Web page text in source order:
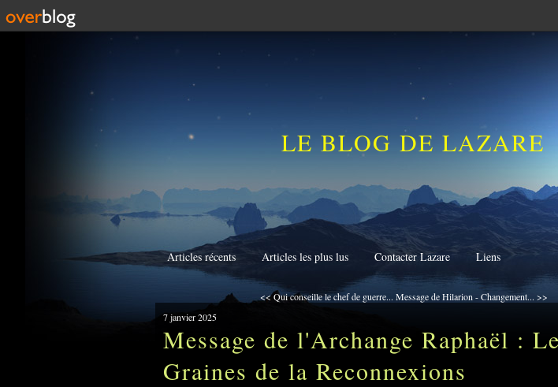
LE BLOG DE LAZARE
Articles récents Articles les plus lus Contacter Lazare Liens
<< Qui conseille le chef de guerre... Message de Hilarion - Changement... >>
7 janvier 2025
Message de l'Archange Raphaël :
Graines de la Reconnexions